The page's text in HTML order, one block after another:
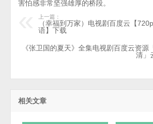
害怕感非常坚强雄厚的桥段。
上一篇：
（幸福到万家）电视剧百度云【
语】下载
《张卫国的夏天》全集电视剧百度云资源
清」
相关文章